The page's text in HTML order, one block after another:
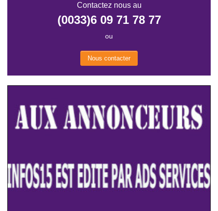
Contactez nous au
(0033)6 09 71 78 77
ou
Nous contacter